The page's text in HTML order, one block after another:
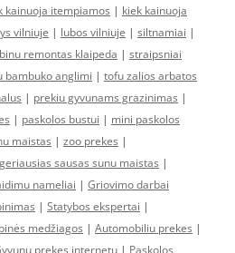
kainuoja itempiamos | kiek kainuoja
vilniuje | lubos vilniuje | siltnamiai |
remontas klaipeda | straipsniai
bambuko anglimi | tofu zalios arbatos
| prekiu gyvunams grazinimas |
| paskolos bustui | mini paskolos
maistas | zoo prekes |
geriausias sausas sunu maistas |
nameliai | Griovimo darbai
| Statybos ekspertai |
medžiagos | Automobiliu prekes |
prekes internetu | Paskolos